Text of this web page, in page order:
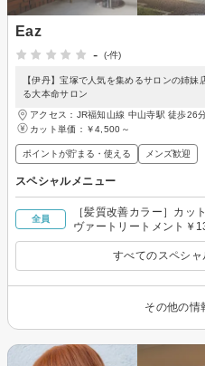
Eaz
-
(-件)
【伊丹】宝塚で人気を集めるサロンの姉
る大本命サロン
アクセス：JR福知山線 中山寺駅 徒歩26
カット単価： ￥4,500～
ポイントが貯まる・使える メンズ歓迎
スペシャルメニュー
全員
［髪質改善カラー］カッ
ヴァートリートメント￥
すべてのスペシ
その他の情